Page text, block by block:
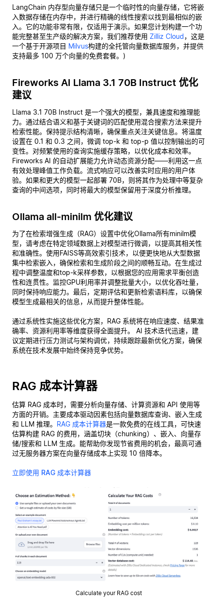
LangChain 内存型向量存储只是一个临时性的向量存储，它将嵌
入数据存储在内存中，并进行精确的线性搜索以找到最相似的嵌
入。它的功能非常有限，仅适用于演示。如果您计划构建一个功
能完整甚至生产级的解决方案，我们推荐使用 Zilliz Cloud，这是
一个基于开源项目 Milvus构建的全托管向量数据库服务，并提供
支持最多 100 万个向量的免费套餐。)
Fireworks AI Llama 3.1 70B Instruct 优化
建议
Llama 3.1 70B Instruct 是一个强大的模型，兼具速度和推理能
力。通过结合语义和基于关键词的匹配使用混合搜索方法来提升
检索性能。保持提示结构清晰，确保重点关注关键信息。将温度
设置在 0.1 和 0.3 之间，微调 top-k 和 top-p 值以控制输出的可
变性。对频繁使用的查询实施缓存策略，以优化成本和效率。
Fireworks AI 的自动扩展能力允许动态资源分配——利用这一点
有效处理峰值工作负载。流式响应可以改善实时应用的用户体
验。如果和更大的模型一起部署 70B，则将其作为处理中等复杂
查询的中间选项，同时将最大的模型保留用于深度分析推理。
Ollama all-minilm 优化建议
为了在检索增强生成（RAG）设置中优化Ollama所有minilm模
型，请考虑在特定领域数据上对模型进行微调，以提高其相关性
和准确性。使用FAISS等高效索引技术，以便更快地从大型数据
集中检索嵌入，确保检索和生成阶段之间的顺畅互动。在生成过
程中调整温度和top-k采样参数，以根据您的应用需求平衡创造
性和连贯性。监控GPU利用率并调整批量大小，以优化吞吐量，
同时保持响应能力。最后，定期评估和更新检索语料库，以确保
模型生成最相关的信息，从而提升整体性能。
通过系统性实施这些优化方案，RAG 系统将在响应速度、结果准
确率、资源利用率等维度获得全面提升。 AI 技术迭代迅速，建
议定期进行压力测试与架构调优，持续跟踪最新优化方案，确保
系统在技术发展中始终保持竞争优势。
RAG 成本计算器
估算 RAG 成本时，需要分析向量存储、计算资源和 API 使用等
方面的开销。主要成本驱动因素包括向量数据库查询、嵌入生成
和 LLM 推理。 RAG 成本计算器是一款免费的在线工具，可快速
估算构建 RAG 的费用，涵盖切块（chunking）、嵌入、向量存
储/搜索和 LLM 生成。能帮助你发现节省费用的机会，最高可通
过无服务器方案在向量存储成本上实现 10 倍降本。
立即使用 RAG 成本计算器
Calculate your RAG cost